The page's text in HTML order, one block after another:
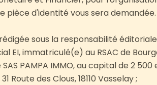
pièce d'identité vous sera demandée.
sous la responsabilité éditoriale
EI, immatriculé(e) au RSAC de
PAMPA IMMO, au capital de 2 500
31 Route des Clous, 18110 Vasselay ;